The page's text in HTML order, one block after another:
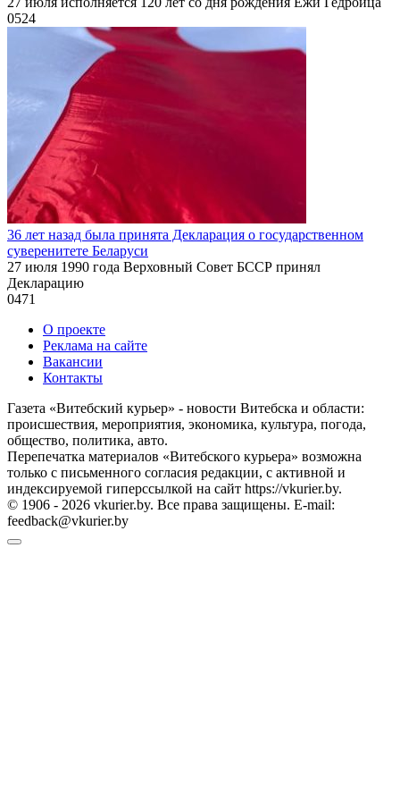
0524
36 лет назад была принята Декларация о государственном
суверенитете Беларуси
27 июля 1990 года Верховный Совет БССР принял
Декларацию
0471
О проекте
Реклама на сайте
Вакансии
Контакты
Газета «Витебский курьер» - новости Витебска и области:
происшествия, мероприятия, экономика, культура, погода,
общество, политика, авто.
Перепечатка материалов «Витебского курьера» возможна
только с письменного согласия редакции, с активной и
индексируемой гиперссылкой на сайт https://vkurier.by.
© 1906 - 2026 vkurier.by. Все права защищены. E-mail:
feedback@vkurier.by